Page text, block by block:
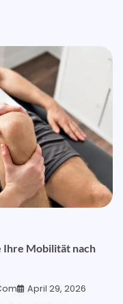
Ihre Mobilität nach
April 29, 2026